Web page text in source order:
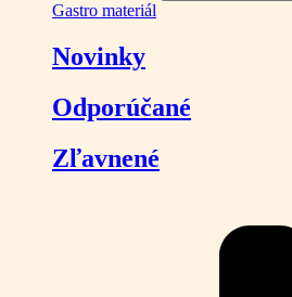
Gastro materiál
Novinky
Odporúčané
Zľavnené